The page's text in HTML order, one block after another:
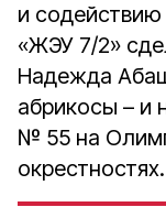
и
«ЖЭУ 7/2»
Надежда
абрикосы – и
№ 55 на
окрестностях.